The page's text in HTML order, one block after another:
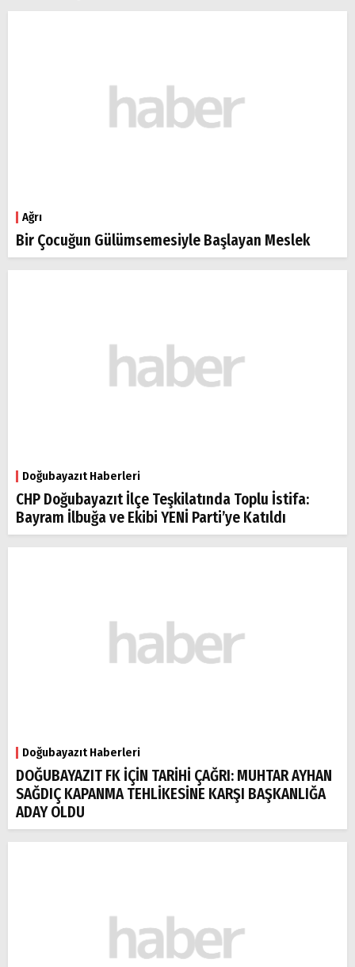
Ağrı
Bir Çocuğun Gülümsemesiyle Başlayan Meslek
Doğubayazıt Haberleri
CHP Doğubayazıt İlçe Teşkilatında Toplu İstifa:
Bayram İlbuğa ve Ekibi YENİ Parti’ye Katıldı
Doğubayazıt Haberleri
DOĞUBAYAZIT FK İÇİN TARİHİ ÇAĞRI: MUHTAR AYHAN
SAĞDIÇ KAPANMA TEHLİKESİNE KARŞI BAŞKANLIĞA
ADAY OLDU